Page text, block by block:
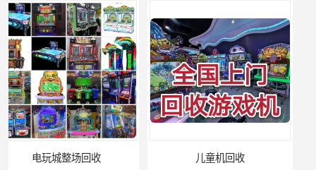
儿童机回收 二手游戏机回收